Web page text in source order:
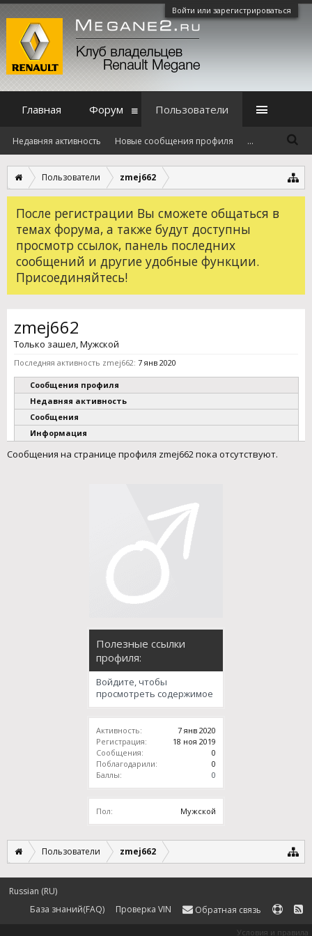
Войти или зарегистрироваться
Пользователи zmej662
После регистрации Вы сможете общаться в
темах форума, а также будут доступны
просмотр ссылок, панель последних
сообщений и другие удобные функции.
Присоединяйтесь!
Полезные ссылки
профиля:
Войдите, чтобы
просмотреть содержимое
Активность:
7 янв 2020
Регистрация:
18 ноя 2019
Сообщения:
0
Поблагодарили:
0
Баллы:
0
Пол: Мужской
zmej662
Только зашел, Мужской
Последняя активность zmej662: 7 янв 2020
Сообщения профиля
Недавняя активность
Сообщения
Информация
Сообщения на странице профиля zmej662 пока отсутствуют.
Пользователи zmej662
Главная Форум Пользователи
Недавняя активность Новые сообщения профиля ...
Russian (RU)
База знаний(FAQ)
Проверка VIN Обратная связь
Условия и правила